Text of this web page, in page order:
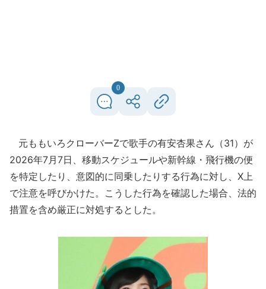
0
元ももいろクローバーZで歌手の有安杏果さん（31）が
2026年7月7日、移動スケジュールや新幹線・飛行機の便
を特定したり、意図的に同乗したりする行為に対し、X上
で注意を呼びかけた。こうした行為を確認した場合、法的
措置を含め厳正に対処するとした。